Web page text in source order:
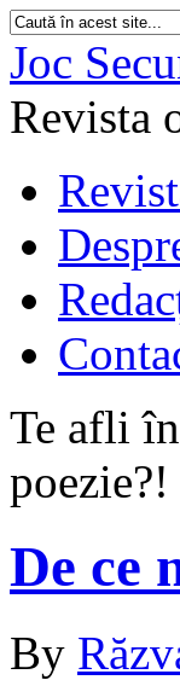
Joc
Revista
Te afli
poezie?!
De ce
By